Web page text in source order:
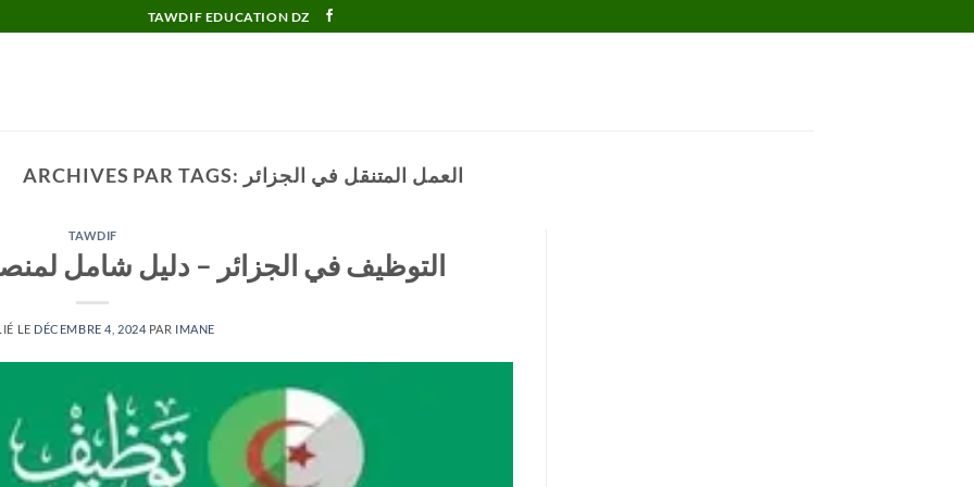
TAWDIF EDUCATION DZ
ARCHIVES PAR TAGS: العمل المتنقل في الجزائر
TAWDIF
التوظيف في الجزائر – دليل شامل
LE DÉCEMBRE 4, 2024 PAR IMANE